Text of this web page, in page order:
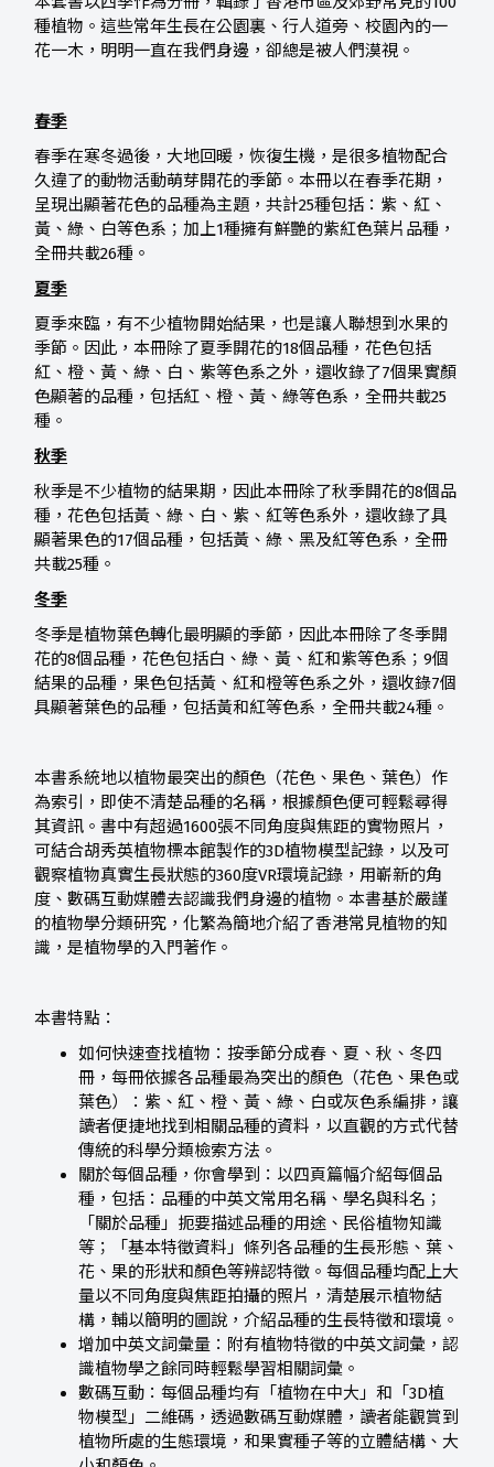
種植物。這些常年生長在公園裏、行人道旁、校園內的一
花一木，明明一直在我們身邊，卻總是被人們漠視。
春季
春季在寒冬過後，大地回暖，恢復生機，是很多植物配合
久違了的動物活動萌芽開花的季節。本冊以在春季花期，
呈現出顯著花色的品種為主題，共計25種包括：紫、紅、
黃、綠、白等色系；加上1種擁有鮮艷的紫紅色葉片品種，
全冊共載26種。
夏季
夏季來臨，有不少植物開始結果，也是讓人聯想到水果的
季節。因此，本冊除了夏季開花的18個品種，花色包括
紅、橙、黃、綠、白、紫等色系之外，還收錄了7個果實顏
色顯著的品種，包括紅、橙、黃、綠等色系，全冊共載25
種。
秋季
秋季是不少植物的結果期，因此本冊除了秋季開花的8個品
種，花色包括黃、綠、白、紫、紅等色系外，還收錄了具
顯著果色的17個品種，包括黃、綠、黑及紅等色系，全冊
共載25種。
冬季
冬季是植物葉色轉化最明顯的季節，因此本冊除了冬季開
花的8個品種，花色包括白、綠、黃、紅和紫等色系；9個
結果的品種，果色包括黃、紅和橙等色系之外，還收錄7個
具顯著葉色的品種，包括黃和紅等色系，全冊共載24種。
本書系統地以植物最突出的顏色（花色、果色、葉色）作
為索引，即使不清楚品種的名稱，根據顏色便可輕鬆尋得
其資訊。書中有超過1600張不同角度與焦距的實物照片，
可結合胡秀英植物標本館製作的3D植物模型記錄，以及可
觀察植物真實生長狀態的360度VR環境記錄，用嶄新的角
度、數碼互動媒體去認識我們身邊的植物。本書基於嚴謹
的植物學分類研究，化繁為簡地介紹了香港常見植物的知
識，是植物學的入門著作。
本書特點：
如何快速查找植物：按季節分成春、夏、秋、冬四
冊，每冊依據各品種最為突出的顏色（花色、果色或
葉色）：紫、紅、橙、黃、綠、白或灰色系編排，讓
讀者便捷地找到相關品種的資料，以直觀的方式代替
傳統的科學分類檢索方法。
關於每個品種，你會學到：以四頁篇幅介紹每個品
種，包括：品種的中英文常用名稱、學名與科名；
「關於品種」扼要描述品種的用途、民俗植物知識
等；「基本特徵資料」條列各品種的生長形態、葉、
花、果的形狀和顏色等辨認特徵。每個品種均配上大
量以不同角度與焦距拍攝的照片，清楚展示植物結
構，輔以簡明的圖說，介紹品種的生長特徵和環境。
增加中英文詞彙量：附有植物特徵的中英文詞彙，認
識植物學之餘同時輕鬆學習相關詞彙。
數碼互動：每個品種均有「植物在中大」和「3D植
物模型」二維碼，透過數碼互動媒體，讀者能觀賞到
植物所處的生態環境，和果實種子等的立體結構、大